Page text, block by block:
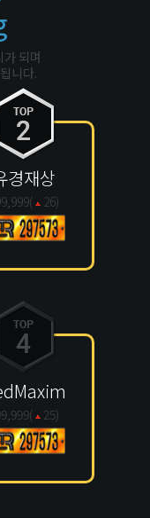
되며
니다.
경재상
26)
25)